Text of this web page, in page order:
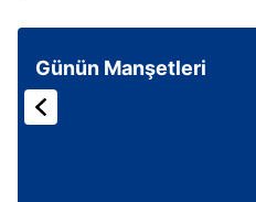
Günün Manşetleri